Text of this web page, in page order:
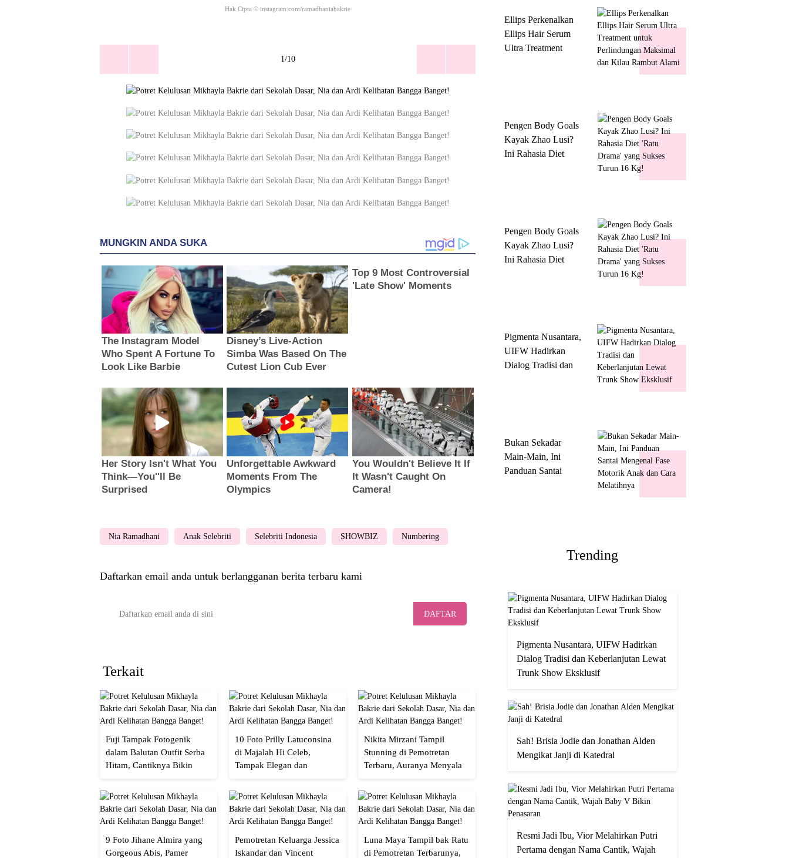
Hak Cipta © instagram.com/ramadhaniabakrie
1/10
Nia Ramadhani Anak Selebriti Selebriti Indonesia SHOWBIZ Numbering
Daftarkan email anda untuk berlangganan berita terbaru kami
DAFTAR
Terkait
Fuji Tampak Fotogenik
dalam Balutan Outfit Serba
Hitam, Cantiknya Bikin
10 Foto Prilly Latuconsina
di Majalah Hi Celeb,
Tampak Elegan dan
Nikita Mirzani Tampil
Stunning di Pemotretan
Terbaru, Auranya Menyala
9 Foto Jihane Almira yang
Gorgeous Abis, Pamer
Pemotretan Keluarga Jessica
Iskandar dan Vincent
Luna Maya Tampil bak Ratu
di Pemotretan Terbarunya,
Ellips Perkenalkan
Ellips Hair Serum
Ultra Treatment
Pengen Body Goals
Kayak Zhao Lusi?
Ini Rahasia Diet
Pengen Body Goals
Kayak Zhao Lusi?
Ini Rahasia Diet
Pigmenta Nusantara,
UIFW Hadirkan
Dialog Tradisi dan
Bukan Sekadar
Main-Main, Ini
Panduan Santai
Trending
Pigmenta Nusantara, UIFW Hadirkan
Dialog Tradisi dan Keberlanjutan Lewat
Trunk Show Eksklusif
Sah! Brisia Jodie dan Jonathan Alden
Mengikat Janji di Katedral
Resmi Jadi Ibu, Vior Melahirkan Putri
Pertama dengan Nama Cantik, Wajah